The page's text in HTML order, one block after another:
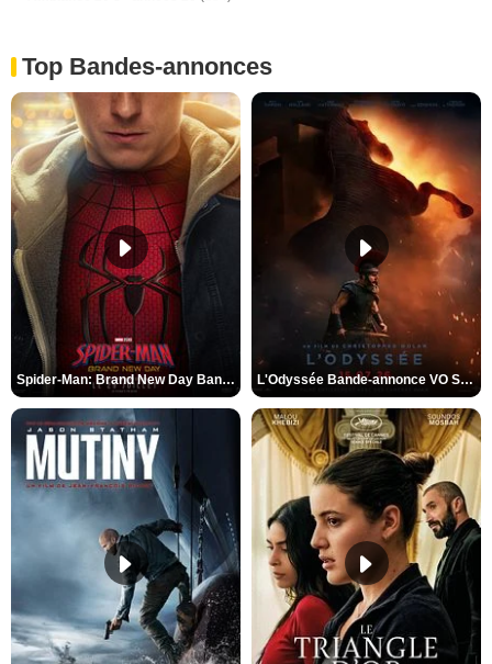
Top Bandes-annonces
Spider-Man: Brand New Day Bande-annonce VO STFR L'Odyssée Bande-annonce VO STFR